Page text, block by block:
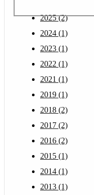
2025 (2)
2024 (1)
2023 (1)
2022 (1)
2021 (1)
2019 (1)
2018 (2)
2017 (2)
2016 (2)
2015 (1)
2014 (1)
2013 (1)